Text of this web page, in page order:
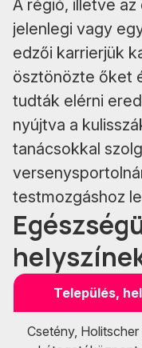
A régió, illetve
jelenlegi vagy
edzői karrierjük
ösztönözte őket
tudták elérni
nyújtva a
tanácsokkal
testmozgáshoz
Település,
Csetény,